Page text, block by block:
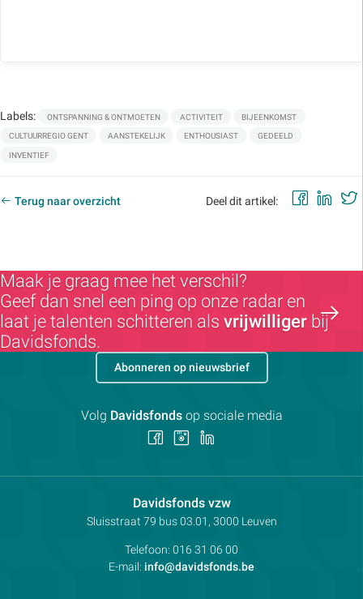
Labels: ONTSPANNING & ONTMOETEN ACTIVITEIT BIJEENKOMST
CULTUURREGIO GENT AANSTEKELIJK ENTHOUSIAST GEDEELD
INVENTIEF
Terug naar overzicht Deel dit artikel:
Maak je graag mee het verschil?
Geef dan snel een ping op onze radar en
laat je talenten schitteren als vrijwilliger bij
Davidsfonds.
Davidsfonds vzwContactpersoon:
Adres:
Sluisstraat 79 bus 03.01, 3000 Leuven
Telefoon: 016 31 06 00
E-mail: info@davidsfonds.be
Abonneren op nieuwsbrief
Volg Davidsfondsop sociale media
Volg Volg